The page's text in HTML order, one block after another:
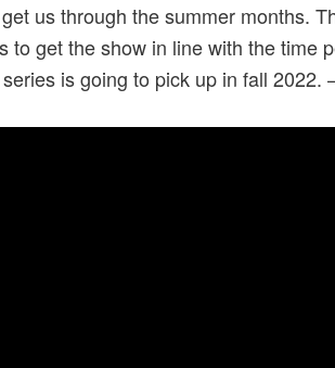
us through the summer months.
to get the show in line with the time
is going to pick up in fall 2022.